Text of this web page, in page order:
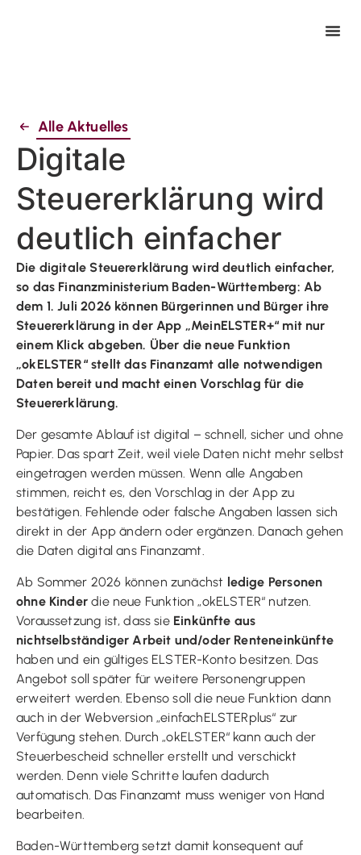
Alle Aktuelles
Digitale
Steuererklärung wird
deutlich einfacher
Die digitale Steuererklärung wird deutlich einfacher,
so das Finanzministerium Baden-Württemberg: Ab
dem 1. Juli 2026 können Bürgerinnen und Bürger ihre
Steuererklärung in der App „MeinELSTER+“ mit nur
einem Klick abgeben. Über die neue Funktion
„okELSTER“ stellt das Finanzamt alle notwendigen
Daten bereit und macht einen Vorschlag für die
Steuererklärung.
Der gesamte Ablauf ist digital – schnell, sicher und ohne
Papier. Das spart Zeit, weil viele Daten nicht mehr selbst
eingetragen werden müssen. Wenn alle Angaben
stimmen, reicht es, den Vorschlag in der App zu
bestätigen. Fehlende oder falsche Angaben lassen sich
direkt in der App ändern oder ergänzen. Danach gehen
die Daten digital ans Finanzamt.
Ab Sommer 2026 können zunächst ledige Personen
ohne Kinderdie neue Funktion „okELSTER“ nutzen.
Voraussetzung ist, dass sie Einkünfte aus
nichtselbständiger Arbeit und/oder Renteneinkünfte
haben und ein gültiges ELSTER-Konto besitzen. Das
Angebot soll später für weitere Personengruppen
erweitert werden. Ebenso soll die neue Funktion dann
auch in der Webversion „einfachELSTERplus“ zur
Verfügung stehen. Durch „okELSTER“ kann auch der
Steuerbescheid schneller erstellt und verschickt
werden. Denn viele Schritte laufen dadurch
automatisch. Das Finanzamt muss weniger von Hand
bearbeiten.
Baden-Württemberg setzt damit konsequent auf